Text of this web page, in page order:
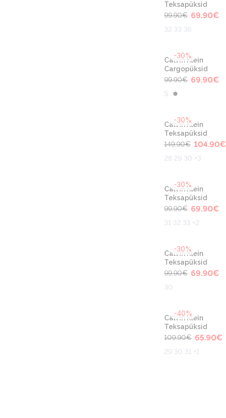
Teksapüksid
99.90€ 69.90€
32 33 36
-30%
Calvin Klein
Cargopüksid
99.90€ 69.90€
S
-30%
Calvin Klein
Teksapüksid
149.90€ 104.90€
28 29 30 +3
-30%
Calvin Klein
Teksapüksid
99.90€ 69.90€
31 32 33 +2
-30%
Calvin Klein
Teksapüksid
99.90€ 69.90€
30
-40%
Calvin Klein
Teksapüksid
109.90€ 65.90€
29 30 31 +1